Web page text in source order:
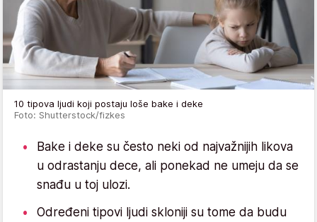
10 tipova ljudi koji postaju loše bake i deke
Foto: Shutterstock/fizkes
Bake i deke su često neki od najvažnijih likova
u odrastanju dece, ali ponekad ne umeju da se
snađu u toj ulozi.
Određeni tipovi ljudi skloniji su tome da budu